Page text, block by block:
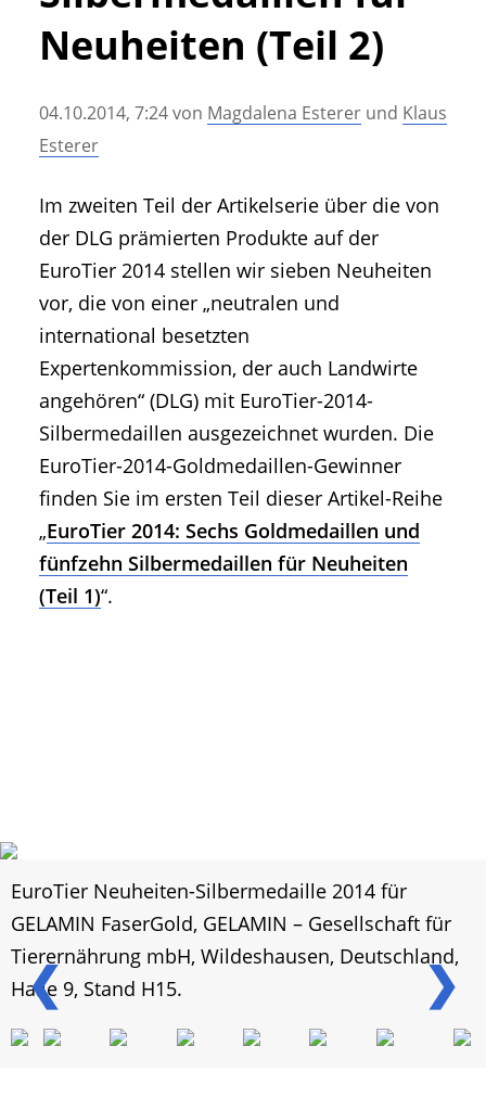
• Messen und Veranstaltungen
• Agritechnica Neuheiten Archiv
• Artikel nach Hersteller/Marke
Neuheiten (Teil 2)
04.10.2014, 7:24von Magdalena Esterer und Klaus
Esterer
Im zweiten Teil der Artikelserie über die von
der DLG prämierten Produkte auf der
EuroTier 2014 stellen wir sieben Neuheiten
vor, die von einer „neutralen und
international besetzten
Expertenkommission, der auch Landwirte
angehören“ (DLG) mit EuroTier-2014-
Silbermedaillen ausgezeichnet wurden. Die
EuroTier-2014-Goldmedaillen-Gewinner
finden Sie im ersten Teil dieser Artikel-Reihe
„EuroTier 2014: Sechs Goldmedaillen und
fünfzehn Silbermedaillen für Neuheiten
(Teil 1)“.
❮ ❯
EuroTier Neuheiten-Silbermedaille 2014 für
GELAMIN FaserGold, GELAMIN – Gesellschaft für
Tierernährung mbH, Wildeshausen, Deutschland,
Halle 9, Stand H15.